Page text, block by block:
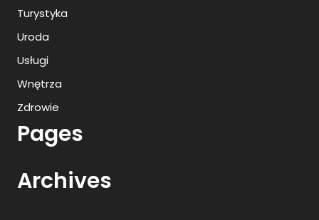
Turystyka
Uroda
Usługi
Wnętrza
Zdrowie
Pages
Archives